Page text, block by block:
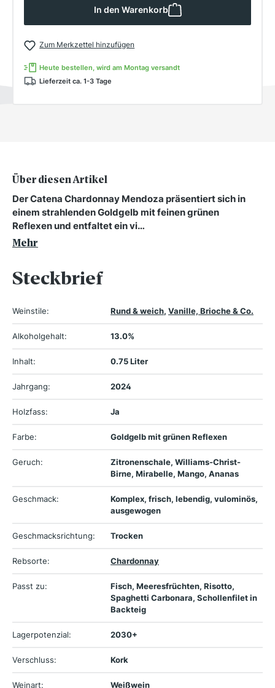
In den Warenkorb
Zum Merkzettel hinzufügen
Heute bestellen, wird am Montag versandt
Lieferzeit ca. 1-3 Tage
Über diesen Artikel
Der Catena Chardonnay Mendoza präsentiert sich in
einem strahlenden Goldgelb mit feinen grünen
Reflexen und entfaltet ein vi…
Mehr
Steckbrief
Weinstile: Rund & weich, Vanille, Brioche & Co.
Alkoholgehalt: 13.0%
Inhalt: 0.75 Liter
Jahrgang: 2024
Holzfass: Ja
Farbe: Goldgelb mit grünen Reflexen
Geruch:
Zitronenschale, Williams-Christ-
Birne, Mirabelle, Mango, Ananas
Geschmack:
Komplex, frisch, lebendig, vulominös,
ausgewogen
Geschmacksrichtung: Trocken
Rebsorte: Chardonnay
Passt zu:
Fisch, Meeresfrüchten, Risotto,
Spaghetti Carbonara, Schollenfilet in
Backteig
Lagerpotenzial: 2030+
Verschluss: Kork
Weinart: Weißwein